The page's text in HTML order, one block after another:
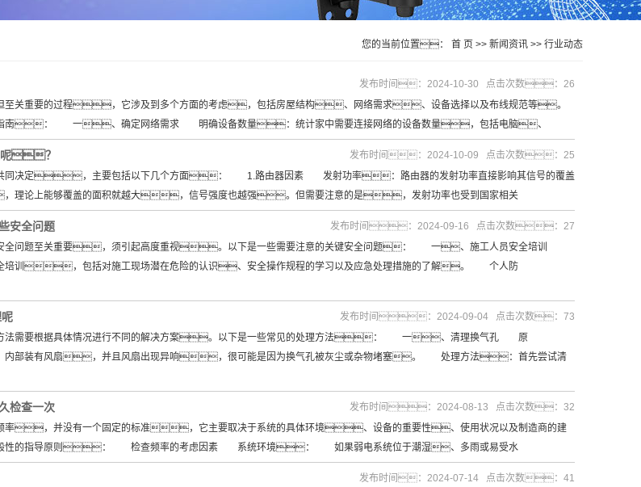
您的当前位置： 首 页 >> 新闻资讯 >> 行业动态
至关重要的过程，它涉及到多个方面的考虑，包括房屋结构、网络需求、设备选择以及布线规范等。
线指南： 一、确定网络需求 明确设备数量：统计家中需要连接网络的设备数量，包括电脑、
发布时间：2024-10-30 点击次数：26
呢？
同决定，主要包括以下几个方面： 1.路由器因素 发射功率：路由器的发射功率直接影响其信号的覆盖
论上能够覆盖的面积就越大，信号强度也越强。但需要注意的是，发射功率也受到国家相关
发布时间：2024-10-09 点击次数：25
安全问题
问题至关重要，须引起高度重视。以下是一些需要注意的关键安全问题： 一、施工人员安全培训
训，包括对施工现场潜在危险的认识、安全操作规程的学习以及应急处理措施的了解。 个人防
发布时间：2024-09-16 点击次数：27
法需要根据具体情况进行不同的解决方案。以下是一些常见的处理方法： 一、清理换气孔 原
内部装有风扇，并且风扇出现异响，很可能是因为换气孔被灰尘或杂物堵塞。 处理方法：首先尝试清
发布时间：2024-09-04 点击次数：73
检查一次
率，并没有一个固定的标准，它主要取决于系统的具体环境、设备的重要性、使用状况以及制造商的建
般性的指导原则： 检查频率的考虑因素 系统环境： 如果弱电系统位于潮湿、多雨或易受水
发布时间：2024-08-13 点击次数：32
发布时间：2024-07-14 点击次数：41